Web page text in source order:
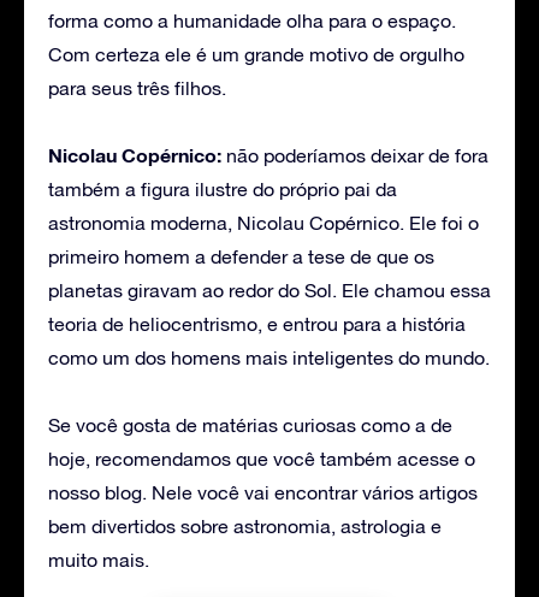
forma como a humanidade olha para o espaço.
Com certeza ele é um grande motivo de orgulho
para seus três filhos.
Nicolau Copérnico: não poderíamos deixar de fora
também a figura ilustre do próprio pai da
astronomia moderna, Nicolau Copérnico. Ele foi o
primeiro homem a defender a tese de que os
planetas giravam ao redor do Sol. Ele chamou essa
teoria de heliocentrismo, e entrou para a história
como um dos homens mais inteligentes do mundo.
Se você gosta de matérias curiosas como a de
hoje, recomendamos que você também acesse o
nosso blog. Nele você vai encontrar vários artigos
bem divertidos sobre astronomia, astrologia e
muito mais.